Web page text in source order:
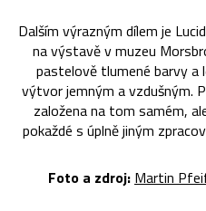
Dalším výrazným dílem je
na výstavě v muzeu
pastelově tlumené barvy a
výtvor jemným a vzdušným.
založena na tom samém,
pokaždé s úplně jiným
Foto a zdroj: Martin